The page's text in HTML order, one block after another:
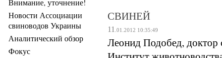
Внимание, уточнение!
Новости Ассоциации
свиноводов Украины
Аналитический обзор
Фокус
свиней
11 .01.2012 10:35:49
Леонид Подобед, доктор